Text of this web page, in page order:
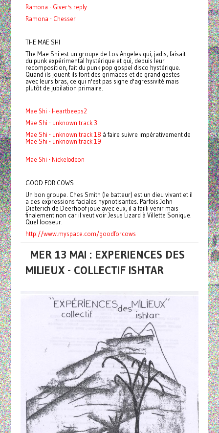
Ramona - Giver's reply
Ramona - Chesser
THE MAE SHI
The Mae Shi est un groupe de Los Angeles qui, jadis, faisait
du punk expérimental hystérique et qui, depuis leur
recomposition, fait du punk pop gospel disco hystérique.
Quand ils jouent ils font des grimaces et de grand gestes
avec leurs bras, ce qui n'est pas signe d'agressivité mais
plutôt de jubilation primaire.
Mae Shi - Heartbeeps2
Mae Shi - unknown track 3
Mae Shi - unknown track 18 à faire suivre impérativement de
Mae Shi - unknown track 19
Mae Shi - Nickelodeon
GOOD FOR COWS
Un bon groupe. Ches Smith (le batteur) est un dieu vivant et il
a des expressions faciales hypnotisantes. Parfois John
Dieterich de Deerhoof joue avec eux, il a failli venir mais
finalement non car il veut voir Jesus Lizard à Villette Sonique.
Quel looseur.
http://www.myspace.com/goodforcows
MER 13 MAI : EXPERIENCES DES
MILIEUX - COLLECTIF ISHTAR